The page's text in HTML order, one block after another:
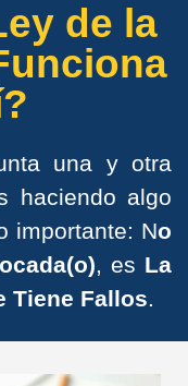
de la
una y otra
haciendo algo
importante: No
, es La
Tiene Fallos.